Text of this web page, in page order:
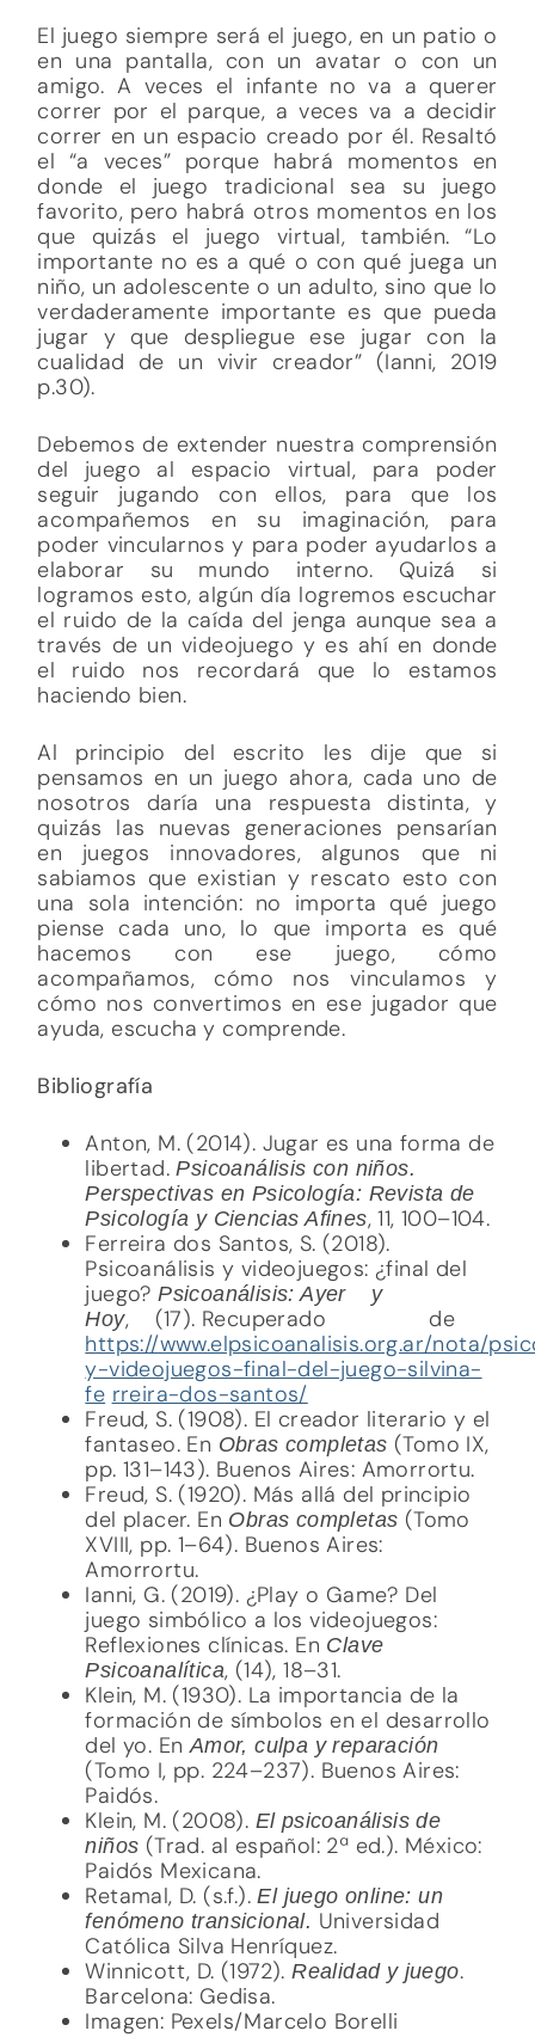
El juego siempre será el juego, en un patio o
en una pantalla, con un avatar o con un
amigo. A veces el infante no va a querer
correr por el parque, a veces va a decidir
correr en un espacio creado por él. Resaltó
el “a veces” porque habrá momentos en
donde el juego tradicional sea su juego
favorito, pero habrá otros momentos en los
que quizás el juego virtual, también. “Lo
importante no es a qué o con qué juega un
niño, un adolescente o un adulto, sino que lo
verdaderamente importante es que pueda
jugar y que despliegue ese jugar con la
cualidad de un vivir creador” (Ianni, 2019
p.30).
Debemos de extender nuestra comprensión
del juego al espacio virtual, para poder
seguir jugando con ellos, para que los
acompañemos en su imaginación, para
poder vincularnos y para poder ayudarlos a
elaborar su mundo interno. Quizá si
logramos esto, algún día logremos escuchar
el ruido de la caída del jenga aunque sea a
través de un videojuego y es ahí en donde
el ruido nos recordará que lo estamos
haciendo bien.
Al principio del escrito les dije que si
pensamos en un juego ahora, cada uno de
nosotros daría una respuesta distinta, y
quizás las nuevas generaciones pensarían
en juegos innovadores, algunos que ni
sabiamos que existian y rescato esto con
una sola intención: no importa qué juego
piense cada uno, lo que importa es qué
hacemos con ese juego, cómo
acompañamos, cómo nos vinculamos y
cómo nos convertimos en ese jugador que
ayuda, escucha y comprende.
Bibliografía
Anton, M. (2014). Jugar es una forma de
libertad.Psicoanálisis con niños.
Perspectivas en Psicología: Revista de
Psicología y Ciencias Afines, 11, 100–104.
Ferreira dos Santos, S. (2018).
Psicoanálisis y videojuegos: ¿final del
juego?Psicoanálisis: Ayer y
Hoy, (17). Recuperado de
https://www.elpsicoanalisis.org.ar/nota/
y-videojuegos-final-del-juego-silvina-
fe rreira-dos-santos/
Freud, S. (1908). El creador literario y el
fantaseo. En Obras completas (Tomo IX,
pp. 131–143). Buenos Aires: Amorrortu.
Freud, S. (1920). Más allá del principio
del placer. En Obras completas (Tomo
XVIII, pp. 1–64). Buenos Aires:
Amorrortu.
Ianni, G. (2019). ¿Play o Game? Del
juego simbólico a los videojuegos:
Reflexiones clínicas. En Clave
Psicoanalítica, (14), 18–31.
Klein, M. (1930). La importancia de la
formación de símbolos en el desarrollo
del yo. EnAmor, culpa y reparación
(Tomo I, pp. 224–237). Buenos Aires:
Paidós.
Klein, M. (2008). El psicoanálisis de
niños (Trad. al español: 2ª ed.). México:
Paidós Mexicana.
Retamal, D. (s.f.).El juego online: un
fenómeno transicional. Universidad
Católica Silva Henríquez.
Winnicott, D. (1972).Realidad y juego.
Barcelona: Gedisa.
Imagen: Pexels/Marcelo Borelli